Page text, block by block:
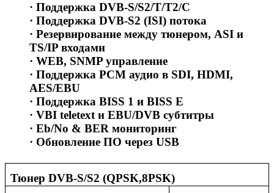
· Поддержка DVB-S/S2/T/T2/C
· Поддержка DVB-S2 (ISI) потока
· Резервирование между тюнером, ASI и
TS/IP входами
· WEB, SNMP управление
· Поддержка PCM аудио в SDI, HDMI,
AES/EBU
· Поддержка BISS 1 и BISS E
· VBI teletext и EBU/DVB субтитры
· Eb/No & BER мониторинг
· Обновление ПО через USB
Тюнер DVB-S/S2 (QPSK,8PSK)